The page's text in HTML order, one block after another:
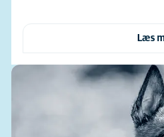
Læs